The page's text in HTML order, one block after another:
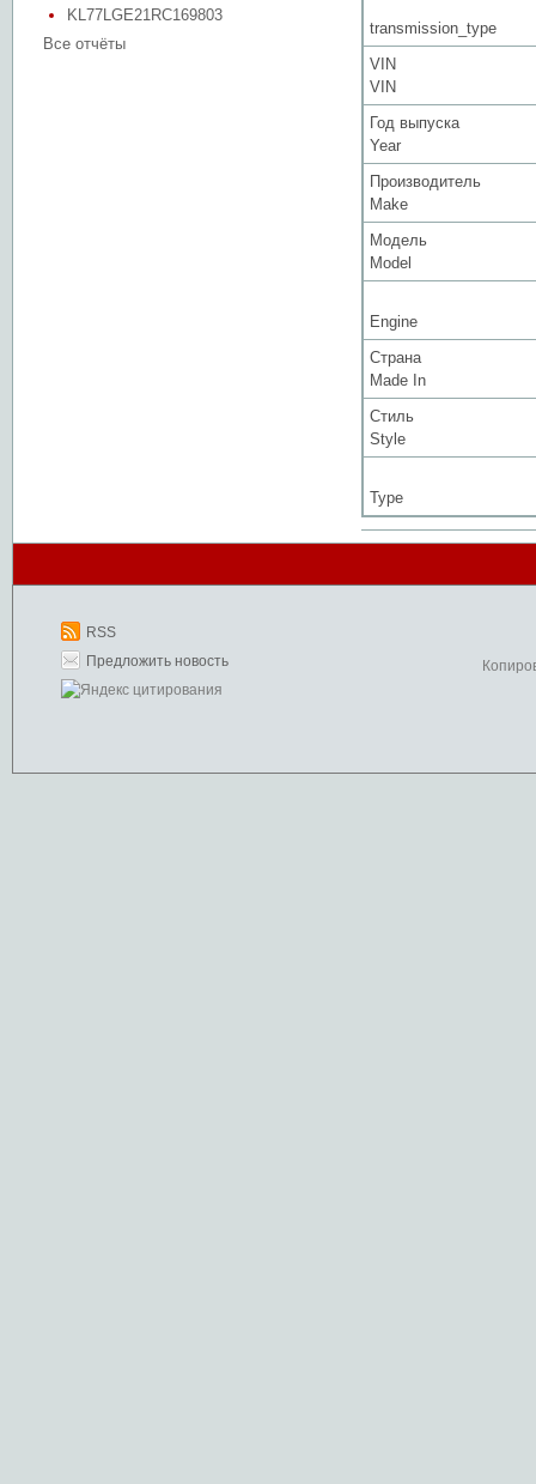
KL77LGE21RC169803
Все отчёты
transmission_type
VIN
VIN
Год выпуска
Year
Производитель
Make
Модель
Model
Engine
Страна
Made In
Стиль
Style
Type
RSS
Предложить новость